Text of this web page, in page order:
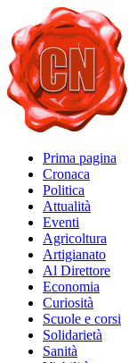
Prima pagina
Cronaca
Politica
Attualità
Eventi
Agricoltura
Artigianato
Al Direttore
Economia
Curiosità
Scuole e corsi
Solidarietà
Sanità